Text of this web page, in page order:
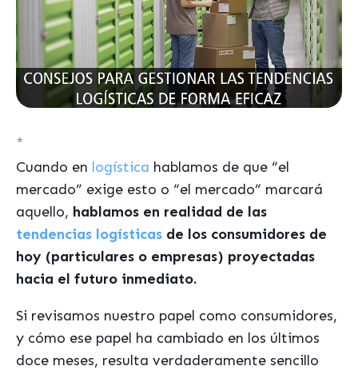
*
Cuando en logística hablamos de que “el
mercado” exige esto o “el mercado” marcará
aquello, hablamos en realidad de las
tendencias logísticas de los consumidores de
hoy (particulares o empresas) proyectadas
hacia el futuro inmediato.
Si revisamos nuestro papel como consumidores,
y cómo ese papel ha cambiado en los últimos
doce meses, resulta verdaderamente sencillo